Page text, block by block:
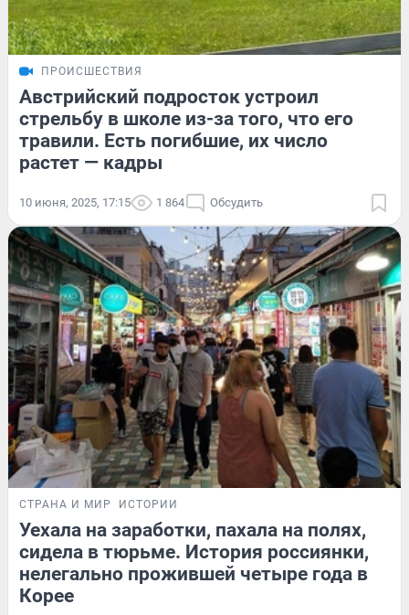
ПРОИСШЕСТВИЯ
Австрийский подросток устроил
стрельбу в школе из-за того, что его
травили. Есть погибшие, их число
растет — кадры
10 июня, 2025, 17:15 1 864 Обсудить
СТРАНА И МИР ИСТОРИИ
Уехала на заработки, пахала на полях,
сидела в тюрьме. История россиянки,
нелегально прожившей четыре года в
Корее